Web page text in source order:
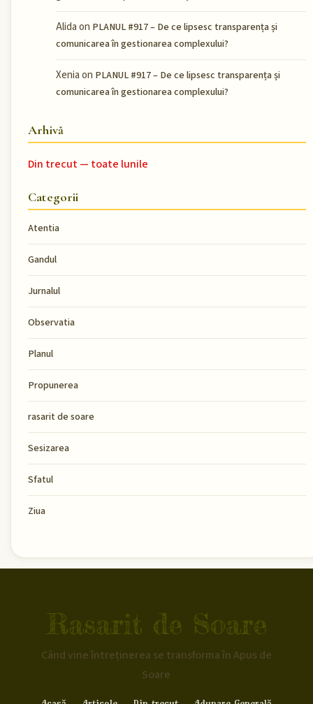
Alidaon PLANUL #917 – De ce lipsesc transparența și
comunicarea în gestionarea complexului?
Xeniaon PLANUL #917 – De ce lipsesc transparența și
comunicarea în gestionarea complexului?
Arhivă
Din trecut — toate lunile
Categorii
Atentia
Gandul
Jurnalul
Observatia
Planul
Propunerea
rasarit de soare
Sesizarea
Sfatul
Ziua
Rasarit de Soare
Când vine întreținerea se transforma în Apus de
Soare